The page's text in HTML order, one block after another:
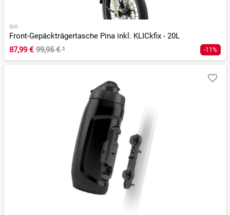
QIO
Front-Gepäckträgertasche Pina inkl. KLICkfix - 20L
87,99 € 99,95 €¹ -11%